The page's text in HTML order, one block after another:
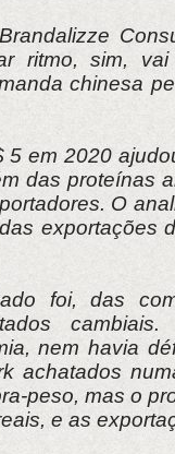
ritmo, sim, vai
chinesa
5 em 2020
das proteínas
O
exportações
foi, das
nem havia
achatados
peso, mas o
e as